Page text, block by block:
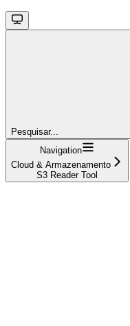
Pesquisar...
Navigation
Cloud & Armazenamento
S3 Reader Tool